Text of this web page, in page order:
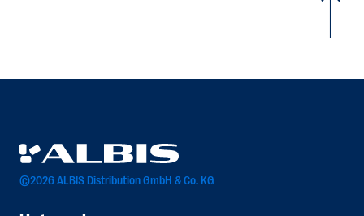
©2026 ALBIS Distribution GmbH & Co. KG